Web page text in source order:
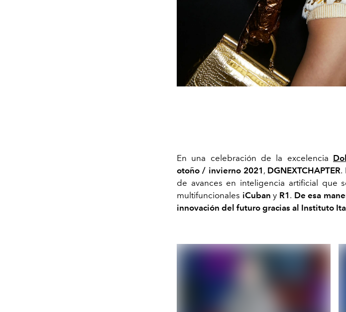
En una celebración de la excelencia
otoño / invierno 2021 , DGNEXTCHAPTER.
de avances en inteligencia artificial que
multifuncionales iCubany R1 . De esa
innovación del futuro gracias al Instituto